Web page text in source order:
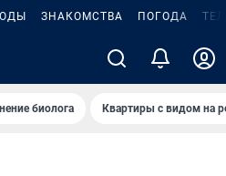
ЗНАКОМСТВА ПОГОДА
биолога Квартиры с видом на